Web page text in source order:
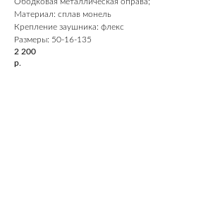
Материал: сплав монель
Крепление заушника: флекс
Размеры: 50-16-135
2 200
р.